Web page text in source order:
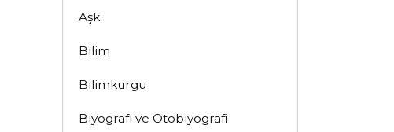
Aşk
Bilim
Bilimkurgu
Biyografi ve Otobiyografi